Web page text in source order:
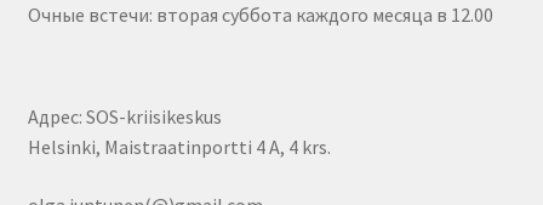
Очные встечи: вторая суббота каждого месяца в 12.00
Адрес: SOS-kriisikeskus
Helsinki, Maistraatinportti 4 A, 4 krs.